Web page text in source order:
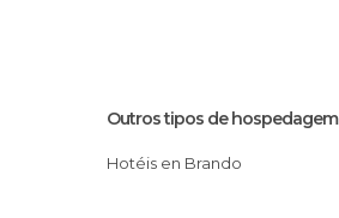
Outros tipos de hospedagem
Hotéis en Brando